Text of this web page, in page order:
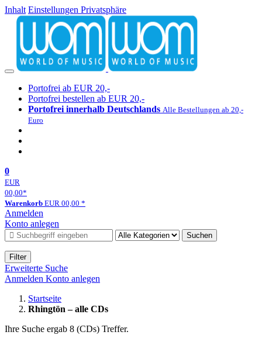
Inhalt Einstellungen Privatsphäre
Portofrei ab EUR 20,-
Portofrei bestellen ab EUR 20,-
Portofrei innerhalb Deutschlands Alle Bestellungen ab 20,-
Euro
0
EUR
00,00*
Warenkorb EUR 00,00 *
Anmelden
Konto anlegen
Suchen
Filter
Erweiterte Suche
Anmelden Konto anlegen
Startseite
Rhingtön – alle CDs
Ihre Suche ergab 8 (CDs) Treffer.